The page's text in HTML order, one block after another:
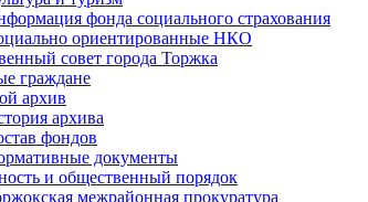
фонда социального страхования
ориентированные НКО
совет города Торжка
граждане
архив
архива
фондов
документы
и общественный порядок
межрайонная прокуратура